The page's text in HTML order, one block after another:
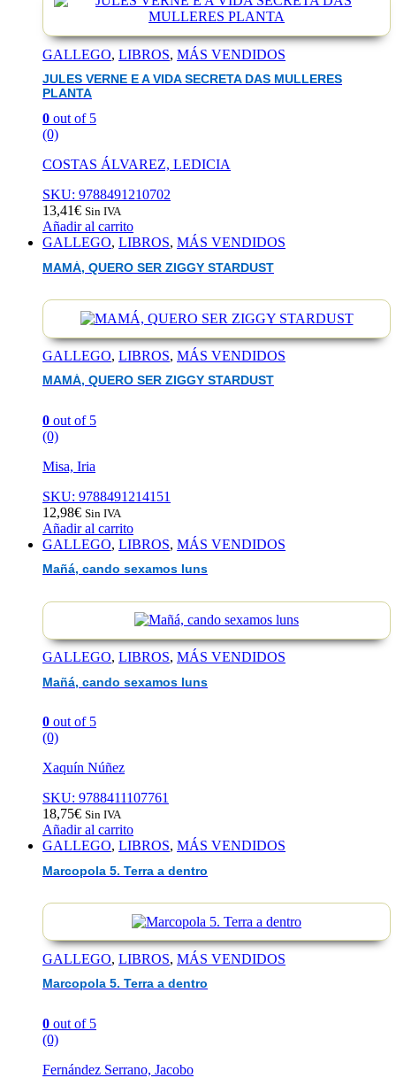
GALLEGO, LIBROS, MÁS VENDIDOS
JULES VERNE E A VIDA SECRETA DAS MULLERES
PLANTA
0 out of 5
(0)
COSTAS ÁLVAREZ, LEDICIA
SKU: 9788491210702
13,41€ Sin IVA
Añadir al carrito
GALLEGO, LIBROS, MÁS VENDIDOS
MAMÁ, QUERO SER ZIGGY STARDUST
GALLEGO, LIBROS, MÁS VENDIDOS
MAMÁ, QUERO SER ZIGGY STARDUST
0 out of 5
(0)
Misa, Iria
SKU: 9788491214151
12,98€ Sin IVA
Añadir al carrito
GALLEGO, LIBROS, MÁS VENDIDOS
Mañá, cando sexamos luns
GALLEGO, LIBROS, MÁS VENDIDOS
Mañá, cando sexamos luns
0 out of 5
(0)
Xaquín Núñez
SKU: 9788411107761
18,75€ Sin IVA
Añadir al carrito
GALLEGO, LIBROS, MÁS VENDIDOS
Marcopola 5. Terra a dentro
GALLEGO, LIBROS, MÁS VENDIDOS
Marcopola 5. Terra a dentro
0 out of 5
(0)
Fernández Serrano, Jacobo